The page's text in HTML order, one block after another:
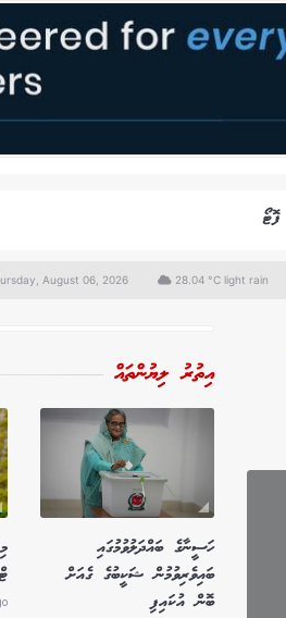
ފޮޓޯ
August 06, 2026 28.04 °C light rain
އިތުރު ލިޔުންތައް
ހަސީނާގެ ބައްދަލުވުމުގައި
ބައިވެރިވުމުން ޝަކީބުގެ ގެއަށް
ބޮން އުކައިފި